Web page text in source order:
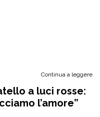
Continua a leggere
a luci rosse:
l’amore”